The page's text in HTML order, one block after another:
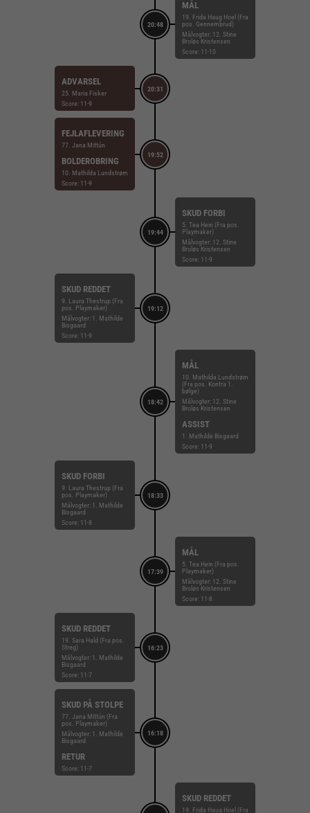
20:48
MÅL
19. Frida Haug Hoel (Fra
pos. Gennembrud)
Målvogter: 12. Stine
Broløs Kristensen
Score: 11-10
20:31
ADVARSEL
25. Maria Fisker
Score: 11-9
19:52
FEJLAFLEVERING
77. Jana Mittún
BOLDEROBRING
10. Mathilda Lundstrøm
Score: 11-9
19:44
SKUD FORBI
5. Tea Hein (Fra pos.
Playmaker)
Målvogter: 12. Stine
Broløs Kristensen
Score: 11-9
19:12
SKUD REDDET
9. Laura Thestrup (Fra
pos. Playmaker)
Målvogter: 1. Mathilde
Bisgaard
Score: 11-9
18:42
MÅL
10. Mathilda Lundstrøm
(Fra pos. Kontra 1.
bølge)
Målvogter: 12. Stine
Broløs Kristensen
ASSIST
1. Mathilde Bisgaard
Score: 11-9
18:33
SKUD FORBI
9. Laura Thestrup (Fra
pos. Playmaker)
Målvogter: 1. Mathilde
Bisgaard
Score: 11-8
17:39
MÅL
5. Tea Hein (Fra pos.
Playmaker)
Målvogter: 12. Stine
Broløs Kristensen
Score: 11-8
16:23
SKUD REDDET
19. Sara Hald (Fra pos.
Streg)
Målvogter: 1. Mathilde
Bisgaard
Score: 11-7
16:18
SKUD PÅ STOLPE
77. Jana Mittún (Fra
pos. Playmaker)
Målvogter: 1. Mathilde
Bisgaard
RETUR
Score: 11-7
SKUD REDDET
19. Frida Haug Hoel (Fra